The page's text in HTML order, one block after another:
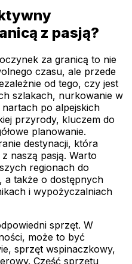
z pasją?
za granicą to nie
czasu, ale przede
od tego, czy jest
szlakach, nurkowanie w
po alpejskich
przyrody, kluczem do
planowanie.
destynacji, która
naszą pasją. Warto
regionach do
a także o dostępnych
i wypożyczalniach
sprzęt. W
może to być
sprzęt wspinaczkowy,
Część sprzętu